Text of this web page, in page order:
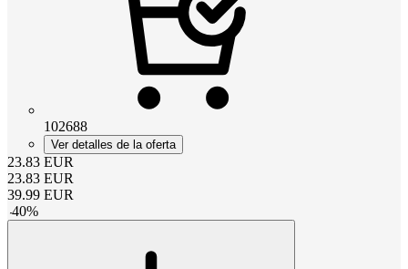
102688
Ver detalles de la oferta
23.83 EUR
23.83 EUR
39.99 EUR
-40%